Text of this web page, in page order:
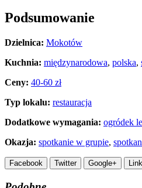
Podsumowanie
Dzielnica: Mokotów
Kuchnia: międzynarodowa, polska,
Ceny: 40-60 zł
Typ lokalu: restauracja
Dodatkowe wymagania: ogródek
Okazja: spotkanie w grupie,
Facebook Twitter Google+